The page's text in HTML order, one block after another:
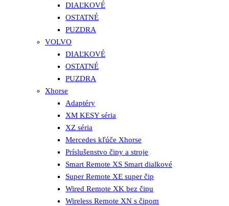
DIAĽKOVÉ
OSTATNÉ
PUZDRA
VOLVO
DIAĽKOVÉ
OSTATNÉ
PUZDRA
Xhorse
Adaptéry
XM KESY séria
XZ séria
Mercedes kľúče Xhorse
Príslušenstvo čipy a stroje
Smart Remote XS Smart dialkové
Super Remote XE super čip
Wired Remote XK bez čipu
Wireless Remote XN s čipom